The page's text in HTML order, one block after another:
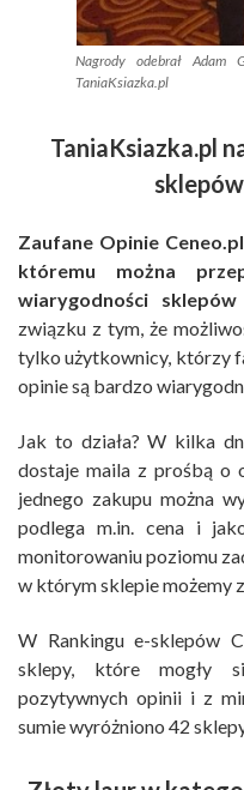
Nagrody odebrał Adam
TaniaKsiazka.pl
TaniaKsiazka.pl
Zaufane Opinie
któremu można
wiarygodności
związku z tym, że
tylko użytkownicy, którzy
opinie są bardzo
Jak to działa? W kilka
dostaje maila z prośbą o
jednego zakupu można
podlega m.in. cena i
monitorowaniu poziomu
w którym sklepie możemy
W Rankingu e-sklepów
sklepy, które mogły
pozytywnych opinii i z
sumie wyróżniono 42